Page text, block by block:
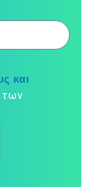
και
των